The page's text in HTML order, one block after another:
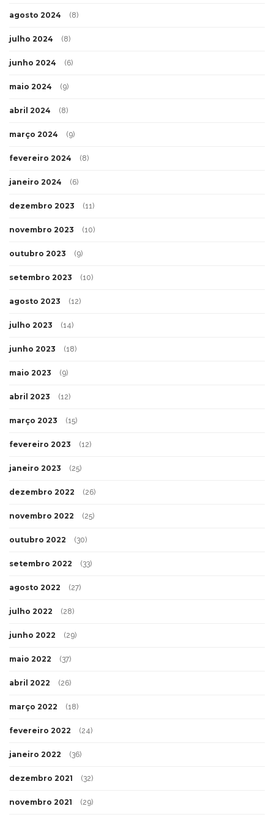
agosto 2024 (8)
julho 2024 (8)
junho 2024 (6)
maio 2024 (9)
abril 2024 (8)
março 2024 (9)
fevereiro 2024 (8)
janeiro 2024 (6)
dezembro 2023 (11)
novembro 2023 (10)
outubro 2023 (9)
setembro 2023 (10)
agosto 2023 (12)
julho 2023 (14)
junho 2023 (18)
maio 2023 (9)
abril 2023 (12)
março 2023 (15)
fevereiro 2023 (12)
janeiro 2023 (25)
dezembro 2022 (26)
novembro 2022 (25)
outubro 2022 (30)
setembro 2022 (33)
agosto 2022 (27)
julho 2022 (28)
junho 2022 (29)
maio 2022 (37)
abril 2022 (26)
março 2022 (18)
fevereiro 2022 (24)
janeiro 2022 (36)
dezembro 2021 (32)
novembro 2021 (29)